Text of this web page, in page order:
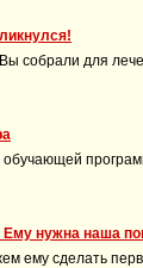
собрали для
обучающей
Ему нужна наша
ему сделать